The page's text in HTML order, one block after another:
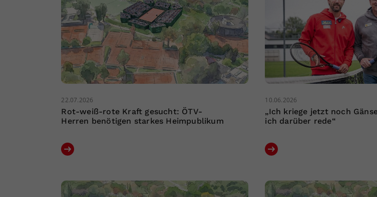
22.07.2026
Rot-weiß-rote Kraft gesucht: ÖTV-
Herren benötigen starkes Heimpublikum
10.06.2026
„Ich kriege jetzt noch
ich darüber rede“